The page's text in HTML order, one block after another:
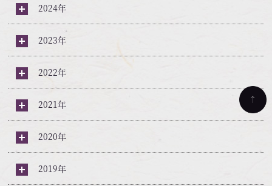
2024年
2023年
2022年
2021年
2020年
2019年